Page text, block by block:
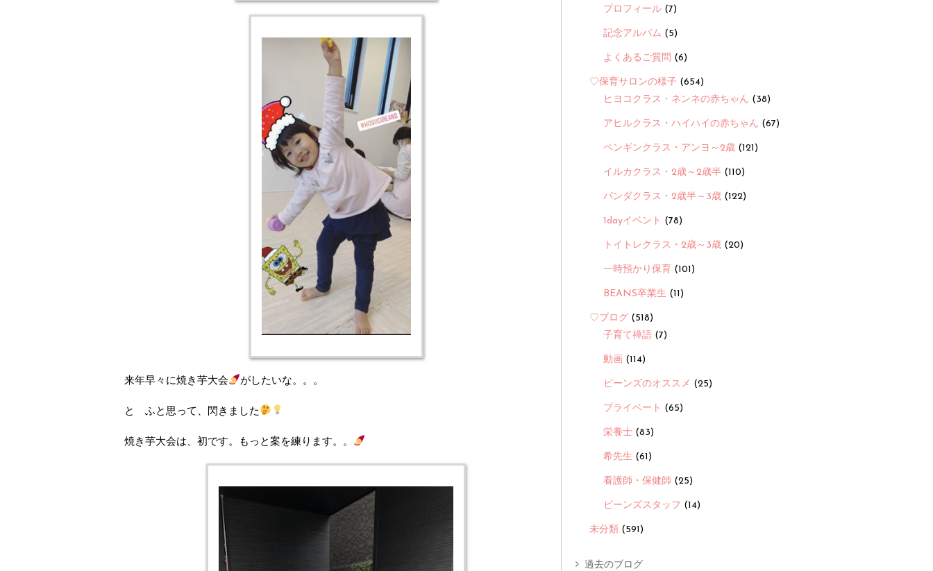
来年早々に焼き芋大会 がしたいな。。。
と ふと思って、閃きました
焼き芋大会は、初です。もっと案を練ります。。
プロフィール (7)
記念アルバム (5)
よくあるご質問 (6)
♡保育サロンの様子 (654)
ヒヨコクラス・ネンネの赤ちゃん (38)
アヒルクラス・ハイハイの赤ちゃん (67)
ペンギンクラス・アンヨ～2歳 (121)
イルカクラス・2歳～2歳半 (110)
パンダクラス・2歳半～3歳 (122)
1dayイベント (78)
トイトレクラス・2歳～3歳 (20)
一時預かり保育 (101)
BEANS卒業生 (11)
♡ブログ (518)
子育て禅語 (7)
動画 (114)
ビーンズのオススメ (25)
プライベート (65)
栄養士 (83)
希先生 (61)
看護師・保健師 (25)
ビーンズスタッフ (14)
未分類 (591)
過去のブログ